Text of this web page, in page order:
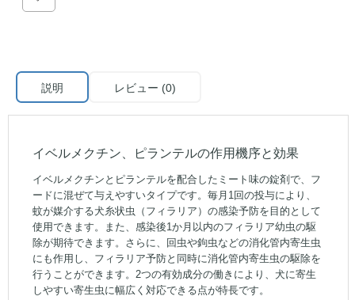
説明 レビュー (0)
イベルメクチン、ピランテルの作用機序と効果
イベルメクチンとピランテルを配合したミート味の錠剤で、フ
ードに混ぜて与えやすいタイプです。毎月1回の投与により、
蚊が媒介する犬糸状虫（フィラリア）の感染予防を目的として
使用できます。また、感染後1か月以内のフィラリア幼虫の駆
除が期待できます。さらに、回虫や鉤虫などの消化管内寄生虫
にも作用し、フィラリア予防と同時に消化管内寄生虫の駆除を
行うことができます。2つの有効成分の働きにより、犬に寄生
しやすい寄生虫に幅広く対応できる点が特長です。